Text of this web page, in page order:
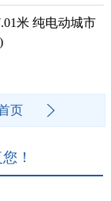
米 纯电动城市
页
！